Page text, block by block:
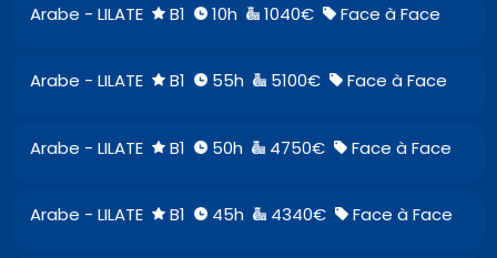
Arabe - LILATE B1 10h 1040€ Face à Face
Arabe - LILATE B1 55h 5100€ Face à Face
Arabe - LILATE B1 50h 4750€ Face à Face
Arabe - LILATE B1 45h 4340€ Face à Face